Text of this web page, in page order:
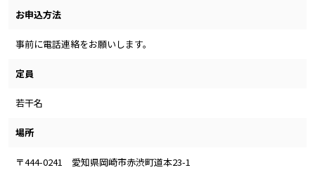
お申込方法
事前に電話連絡をお願いします。
定員
若干名
場所
〒444-0241 愛知県岡崎市赤渋町道本23-1